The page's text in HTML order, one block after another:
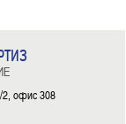
2, офис 308